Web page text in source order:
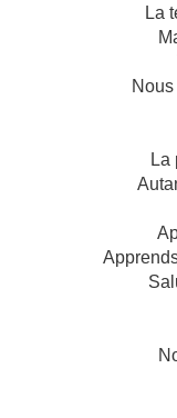
La
La